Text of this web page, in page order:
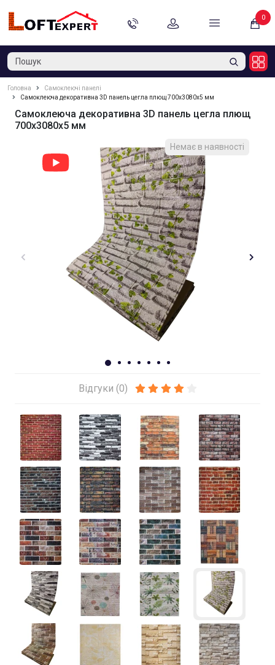
0
Головна
Самоклеючі панелі
Самоклеюча декоративна 3D панель цегла плющ 700x3080x5 мм
Самоклеюча декоративна 3D панель цегла плющ
700x3080x5 мм
Немає в наявності
Відгуки (0)